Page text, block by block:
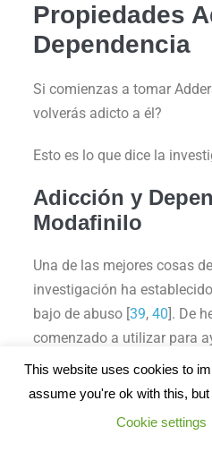
Propiedades
Dependencia
Si comienzas a tomar
volverás adicto a él?
Esto es lo que dice la
Adicción y
Modafinilo
Una de las mejores cosas
investigación ha
bajo de abuso [39, 40]. De
comenzado a utilizar para
abstenerse de consumir
intentando dejar, como la
This website uses cookies to
assume you're ok with this,
Cookie settings